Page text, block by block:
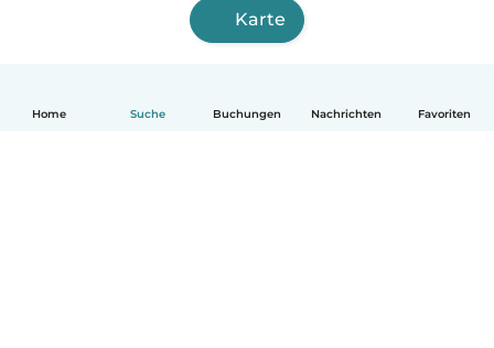
Home Suche Buchungen Nachrichten Favoriten
Karte